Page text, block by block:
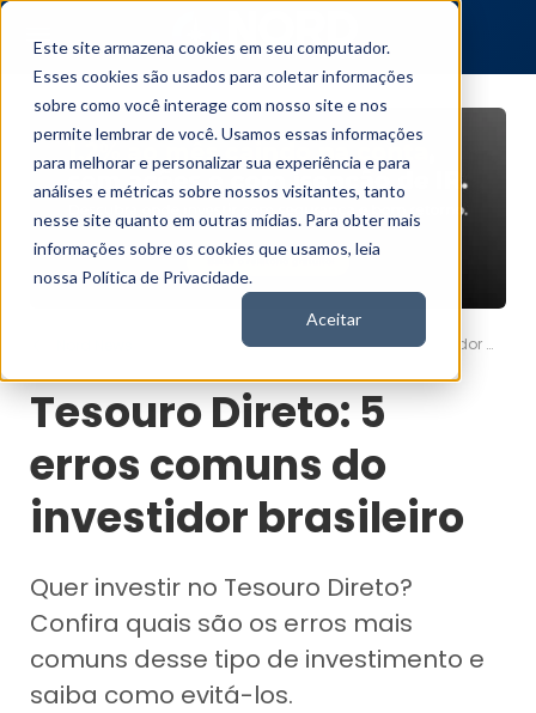
Este site armazena cookies em seu computador.
Esses cookies são usados para coletar informações
sobre como você interage com nosso site e nos
permite lembrar de você. Usamos essas informações
para melhorar e personalizar sua experiência e para
análises e métricas sobre nossos visitantes, tanto
nesse site quanto em outras mídias. Para obter mais
informações sobre os cookies que usamos, leia
nossa Política de Privacidade.
Aceitar
Tesouro Direto: 5 erros comuns do investidor brasileiro
Tesouro Direto: 5
erros comuns do
investidor brasileiro
Quer investir no Tesouro Direto?
Confira quais são os erros mais
comuns desse tipo de investimento e
saiba como evitá-los.